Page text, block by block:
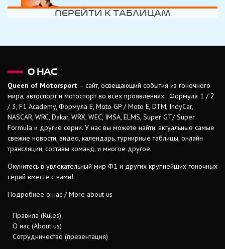
ПЕРЕЙТИ К ТАБЛИЦАМ
О НАС
Queen of Motorsport – сайт, освещающий события из гоночного
мира, автоспорт и мотоспорт во всех проявлениях: Формула 1 / 2
/ 3, F1 Academy, Формула Е, Moto GP / Moto E, DTM, IndyCar,
NASCAR, WRC, Dakar, WRX, WEC, IMSA, ELMS, Super GT/ Super
Formula и другие серии. У нас вы можете найти: актуальные самые
свежие новости, видео, календарь, турнирные таблицы, онлайн
трансляции, составы команд, и многое другое.
Окунитесь в увлекательный мир Ф1 и других крупнейших гоночных
серий вместе с нами!
Подробнее о нас / More about us
Правила (Rules)
О нас (About us)
Сотрудничество (презентация)